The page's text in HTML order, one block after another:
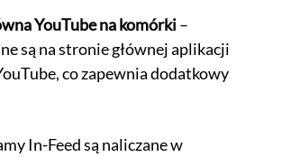
YouTube na komórki–
są na stronie głównej aplikacji
co zapewnia dodatkowy
In-Feed są naliczane w